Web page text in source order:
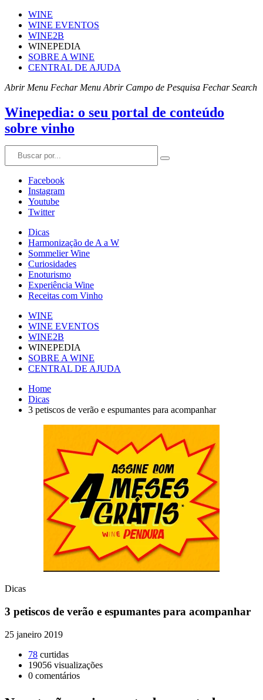
WINE
WINE EVENTOS
WINE2B
WINEPEDIA
SOBRE A WINE
CENTRAL DE AJUDA
Abrir Menu Fechar Menu Abrir Campo de Pesquisa Fechar Search
Winepedia: o seu portal de conteúdo
sobre vinho
Facebook
Instagram
Youtube
Twitter
Dicas
Harmonização de A a W
Sommelier Wine
Curiosidades
Enoturismo
Experiência Wine
Receitas com Vinho
WINE
WINE EVENTOS
WINE2B
WINEPEDIA
SOBRE A WINE
CENTRAL DE AJUDA
Home
Dicas
3 petiscos de verão e espumantes para acompanhar
Dicas
3 petiscos de verão e espumantes para acompanhar
25 janeiro 2019
78 curtidas
19056 visualizações
0 comentários